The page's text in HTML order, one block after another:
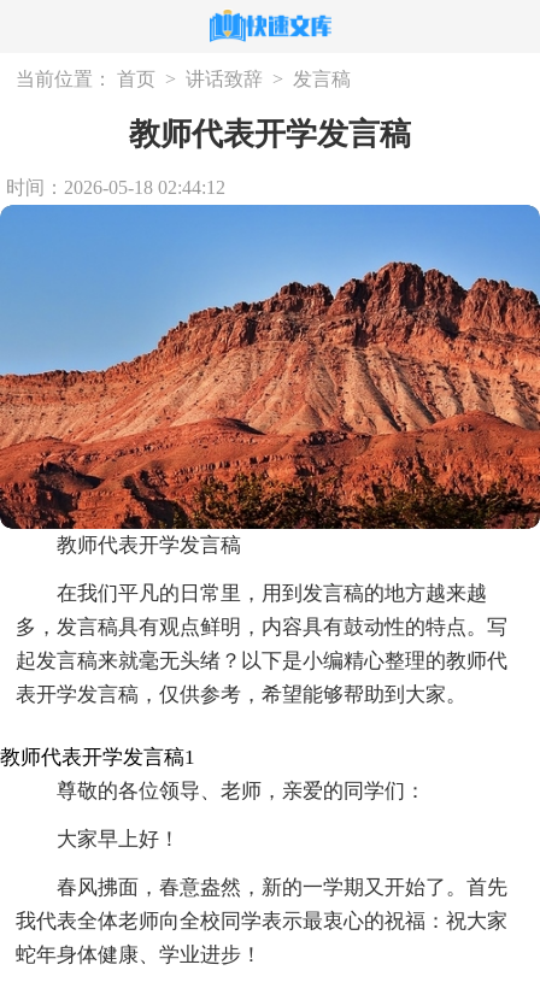
当前位置： 首页 > 讲话致辞 > 发言稿
教师代表开学发言稿
时间：2026-05-18 02:44:12
教师代表开学发言稿
在我们平凡的日常里，用到发言稿的地方越来越
多，发言稿具有观点鲜明，内容具有鼓动性的特点。写
起发言稿来就毫无头绪？以下是小编精心整理的教师代
表开学发言稿，仅供参考，希望能够帮助到大家。
教师代表开学发言稿1
尊敬的各位领导、老师，亲爱的同学们：
大家早上好！
春风拂面，春意盎然，新的一学期又开始了。首先
我代表全体老师向全校同学表示最衷心的祝福：祝大家
蛇年身体健康、学业进步！